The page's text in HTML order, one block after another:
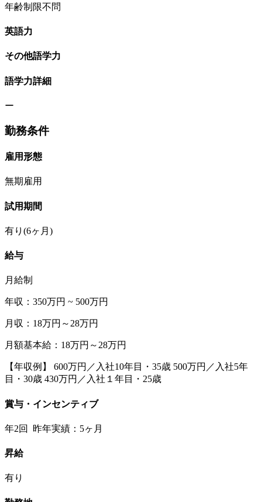
年齢制限不問
英語力
その他語学力
語学力詳細
ー
勤務条件
雇用形態
無期雇用
試用期間
有り(6ヶ月)
給与
月給制
年収：350万円 ~ 500万円
月収：18万円～28万円
月額基本給：18万円～28万円
【年収例】 600万円／入社10年目・35歳 500万円／入社5年
目・30歳 430万円／入社１年目・25歳
賞与・インセンティブ
年2回 昨年実績：5ヶ月
昇給
有り